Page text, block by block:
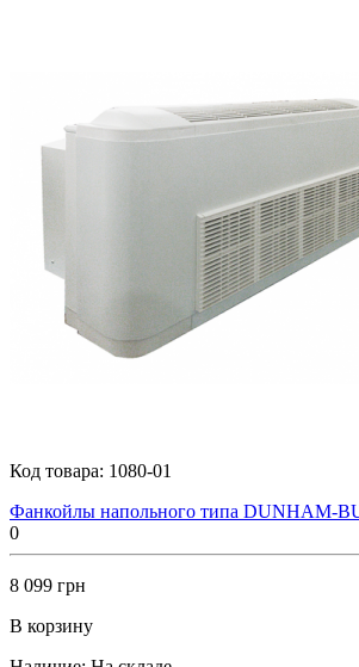
Код товара: 1080-01
Фанкойлы напольного типа DUNHAM-
0
8 099 грн
В корзину